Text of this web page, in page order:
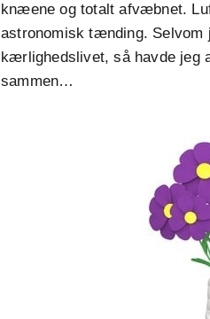
knæene og totalt afvæbnet.
astronomisk tænding. Selvom
kærlighedslivet, så havde jeg
sammen…